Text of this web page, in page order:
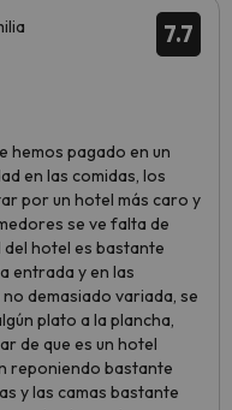
7.7
hemos pagado en un
en las comidas, los
por un hotel más caro y
se ve falta de
hotel es bastante
entrada y en las
demasiado variada, se
plato a la plancha,
de que es un hotel
reponiendo bastante
y las camas bastante